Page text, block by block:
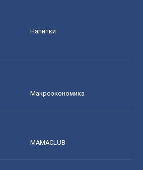
Напитки
Mакроэкономика
MAMACLUB